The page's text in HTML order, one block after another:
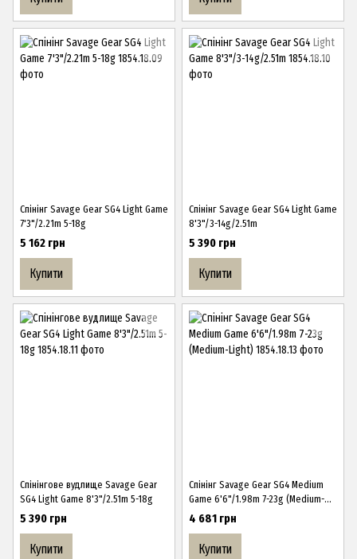
Спінінг Savage Gear SG4 Light Game
7'3"/2.21m 5-18g
5 162 грн
Купити
Спінінг Savage Gear SG4 Light Game
8'3"/3-14g/2.51m
5 390 грн
Купити
Спінінгове вудлище Savage Gear
SG4 Light Game 8'3"/2.51m 5-18g
5 390 грн
Купити
Спінінг Savage Gear SG4 Medium
Game 6'6"/1.98m 7-23g (Medium-
Light)
4 681 грн
Купити